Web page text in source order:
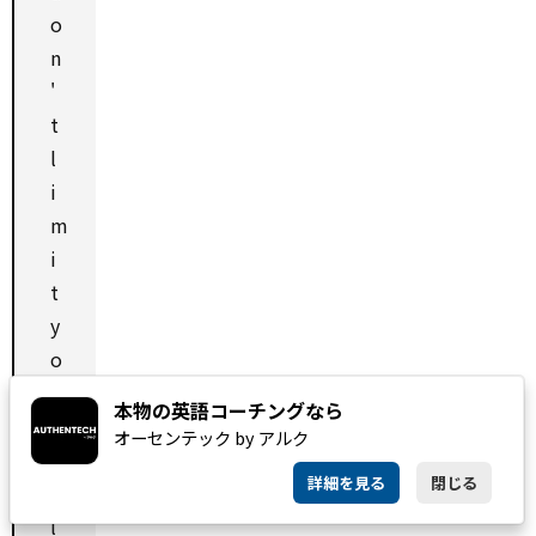
o
n
'
t
l
i
m
i
t
y
o
u
r
s
l
本物の英語コーチングなら
オーセンテック by アルク
詳細を見る 閉じる